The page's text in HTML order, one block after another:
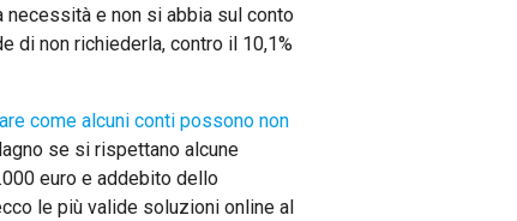
necessità e non si abbia sul conto
di non richiederla, contro il 10,1%
come alcuni conti possono non
se si rispettano alcune
euro e addebito dello
le più valide soluzioni online al